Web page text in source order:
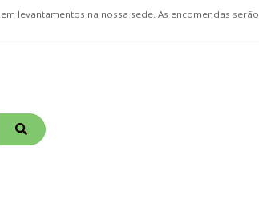
levantamentos na nossa sede. As encomendas serão